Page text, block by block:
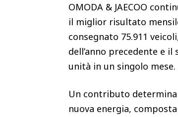
OMODA & JAECOO
il miglior risultato
consegnato 75.911
dell’anno precedente e
unità in un singolo mese.
Un contributo
nuova energia,